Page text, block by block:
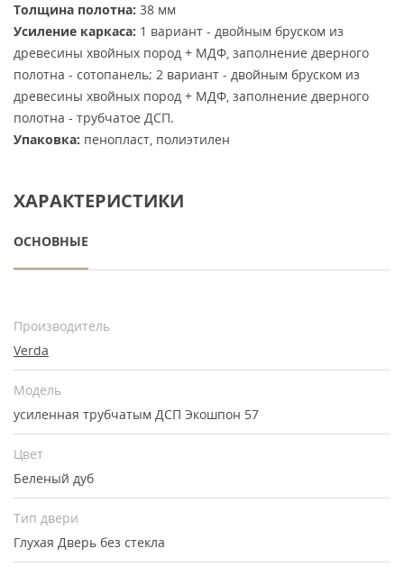
Толщина полотна: 38 мм
Усиление каркаса: 1 вариант - двойным бруском из
древесины хвойных пород + МДФ, заполнение дверного
полотна - сотопанель; 2 вариант - двойным бруском из
древесины хвойных пород + МДФ, заполнение дверного
полотна - трубчатое ДСП.
Упаковка: пенопласт, полиэтилен
ХАРАКТЕРИСТИКИ
ОСНОВНЫЕ
Производитель
Verda
Модель
усиленная трубчатым ДСП Экошпон 57
Цвет
Беленый дуб
Тип двери
Глухая Дверь без стекла